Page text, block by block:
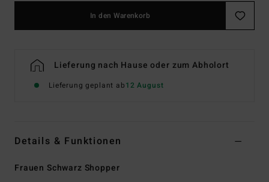
In den Warenkorb
Lieferung nach Hause oder zum Abholort
Lieferung geplant ab12 August
Details & Funktionen
Frauen Schwarz Shopper